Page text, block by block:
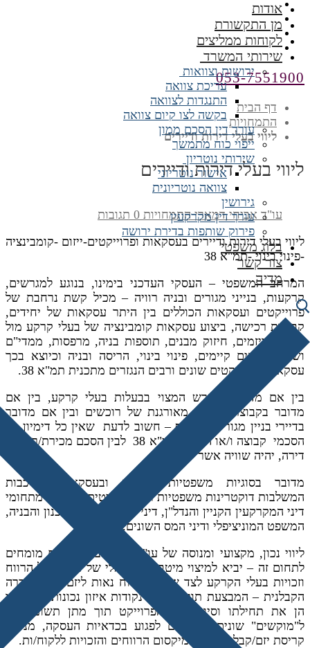
אודות
מן התקשורת
לקוחות ממליצים
שירותי המשרד
ירושות וצוואות
עריכת צוואה
התנגדות לצוואה
בקשה לצו קיום צוואה
עורך דין הסכם ממון
ייפוי כוח מתמשך
שירותי נוטריון
אישור נוטריוני
צוואה נוטריונית
גירושין
עורך דין מקרקעין
פירוק שותפות בדירת ירושה
בלוג משפטי
צור קשר
מדיה
053-7551900
דף הבית
התמחויות
ליווי בעלי דירות ודיירים
ליווי בעלי דירות ודיירים
עו"ד אביחי דמאריהתמחויות
ליווי בעלי דירות ודיירים בעסקאות ופרוייקטים-ייזום -קומבינציה
-פינוי בינוי -תמ"א 38
המרחב המשפטי – העסקי העדכני בימינו, בנוגע למגרשים,
קרקעות, בנייני מגורים ובניה רוויה – מכיל קשת נרחבת של
פרוייקטים ועסקאות הכוללים בין היתר עסקאות של יחידים,
קבוצות רכישה, ביצוע עסקאות קומבינציה של בעלי קרקע מול
קבלנים ויזמים, חיזוק מבנים, תוספות בניה, מרפסות, ממדי"ם
ושיפוץ מבנים קיימים, פינוי בינוי, הריסה ובניה וכיוצא בכך
עסקאות ופרוייקטים שונים ורבים הנגזרים מתכנית תמ"א 38.
בין אם מדובר במגרש המצוי בבעלות בעלי קרקע, בין אם
מדובר בקבוצת רכישה מאורגנת של רוכשים ובין אם מדובר
בדיירי בניין מגורים משותף – חשוב לדעת שאין כל דימיון בין
הסכמי קבוצה ו/או הסכמי תמ"א 38 לבין הסכם מכירת/רכישת
דירה, יהיה שוויה אשר יהיה.
מדובר בסוגיות משפטיות סבוכות ובעסקאות מורכבות
המשלבות דוקטרינות משפטיות רבות והיבטים חשובים מתחומי
דיני המקרקעין הקניין והנדל"ן, דיני החוזים, דיני התכנון והבניה,
המשפט המוניציפלי ודיני המס השונים.
ליווי נכון, מקצועי ומנוסה של עו"ד מייצג בשילוב עם מומחים
לתחום זה – יביא למיצוי מיטבי ומקסימלי של פוטנציאל הרווח
וזכויות בעלי הקרקע לצד שמירת רווח נאות ליזם ו/או לחברה
הקבלנית – המבצעת תוך מציאת נקודות איזון נכונות שיבטיחו
הן את תחילתו וסיומו של הפרוייקט תוך מתן תשומת לב
ל"מוקשים" שונים שעשויים לפגוע בכדאיות העסקה, מניעת
קריסת יזם/קבלן מבצע, ומיקסום הרווחים והזכויות ללקוח/ות.